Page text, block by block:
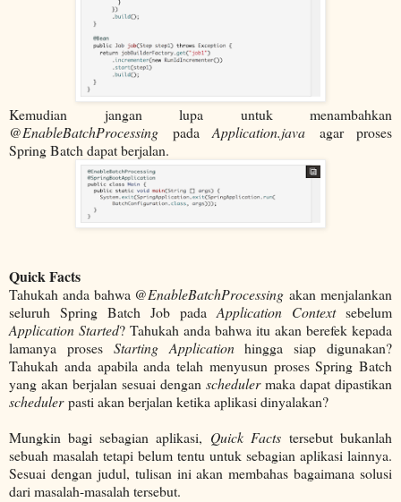
Kemudian jangan lupa untuk menambahkan
@EnableBatchProcessing pada Application.java agar proses
Spring Batch dapat berjalan.
Quick Facts
Tahukah anda bahwa @EnableBatchProcessing akan menjalankan
seluruh Spring Batch Job pada Application Contextsebelum
Application Started? Tahukah anda bahwa itu akan berefek kepada
lamanya proses Starting Applicationhingga siap digunakan?
Tahukah anda apabila anda telah menyusun proses Spring Batch
yang akan berjalan sesuai dengan schedulermaka dapat dipastikan
schedulerpasti akan berjalan ketika aplikasi dinyalakan?
Mungkin bagi sebagian aplikasi, Quick Factstersebut bukanlah
sebuah masalah tetapi belum tentu untuk sebagian aplikasi lainnya.
Sesuai dengan judul, tulisan ini akan membahas bagaimana solusi
dari masalah-masalah tersebut.